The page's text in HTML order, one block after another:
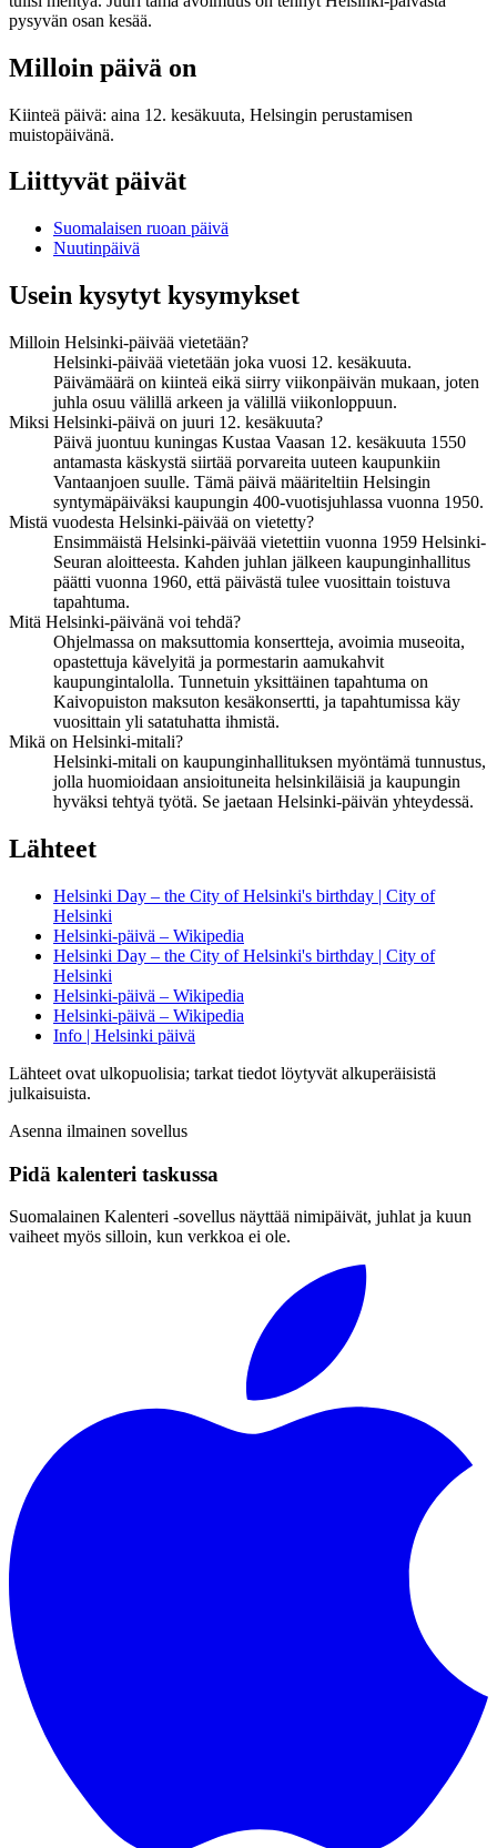
pysyvän osan kesää.
Milloin päivä on
Kiinteä päivä: aina 12. kesäkuuta, Helsingin perustamisen
muistopäivänä.
Liittyvät päivät
Suomalaisen ruoan päivä
Nuutinpäivä
Usein kysytyt kysymykset
Milloin Helsinki-päivää vietetään?
Helsinki-päivää vietetään joka vuosi 12. kesäkuuta.
Päivämäärä on kiinteä eikä siirry viikonpäivän mukaan, joten
juhla osuu välillä arkeen ja välillä viikonloppuun.
Miksi Helsinki-päivä on juuri 12. kesäkuuta?
Päivä juontuu kuningas Kustaa Vaasan 12. kesäkuuta 1550
antamasta käskystä siirtää porvareita uuteen kaupunkiin
Vantaanjoen suulle. Tämä päivä määriteltiin Helsingin
syntymäpäiväksi kaupungin 400-vuotisjuhlassa vuonna 1950.
Mistä vuodesta Helsinki-päivää on vietetty?
Ensimmäistä Helsinki-päivää vietettiin vuonna 1959 Helsinki-
Seuran aloitteesta. Kahden juhlan jälkeen kaupunginhallitus
päätti vuonna 1960, että päivästä tulee vuosittain toistuva
tapahtuma.
Mitä Helsinki-päivänä voi tehdä?
Ohjelmassa on maksuttomia konsertteja, avoimia museoita,
opastettuja kävelyitä ja pormestarin aamukahvit
kaupungintalolla. Tunnetuin yksittäinen tapahtuma on
Kaivopuiston maksuton kesäkonsertti, ja tapahtumissa käy
vuosittain yli satatuhatta ihmistä.
Mikä on Helsinki-mitali?
Helsinki-mitali on kaupunginhallituksen myöntämä tunnustus,
jolla huomioidaan ansioituneita helsinkiläisiä ja kaupungin
hyväksi tehtyä työtä. Se jaetaan Helsinki-päivän yhteydessä.
Lähteet
Helsinki Day – the City of Helsinki's birthday | City of
Helsinki
Helsinki-päivä – Wikipedia
Helsinki Day – the City of Helsinki's birthday | City of
Helsinki
Helsinki-päivä – Wikipedia
Helsinki-päivä – Wikipedia
Info | Helsinki päivä
Lähteet ovat ulkopuolisia; tarkat tiedot löytyvät alkuperäisistä
julkaisuista.
Asenna ilmainen sovellus
Pidä kalenteri taskussa
Suomalainen Kalenteri ‑sovellus näyttää nimipäivät, juhlat ja kuun
vaiheet myös silloin, kun verkkoa ei ole.